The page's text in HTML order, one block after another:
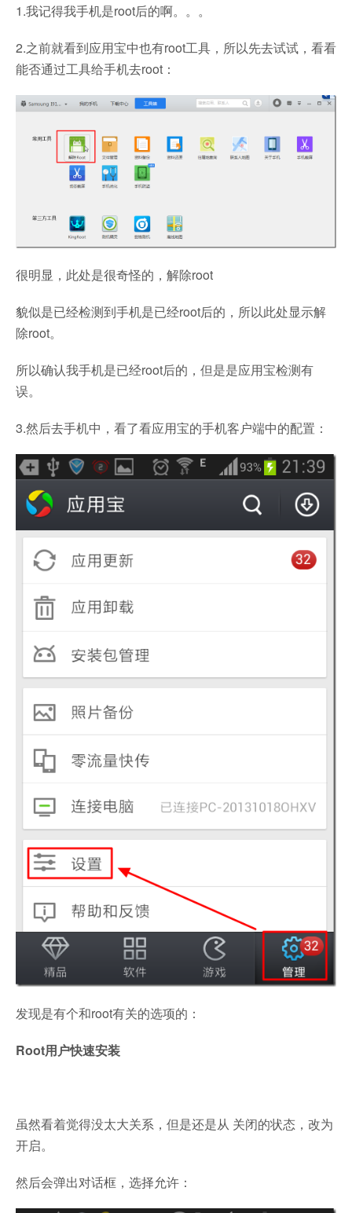
1.我记得我手机是root后的啊。。。
2.之前就看到应用宝中也有root工具，所以先去试试，看看
能否通过工具给手机去root：
很明显，此处是很奇怪的，解除root
貌似是已经检测到手机是已经root后的，所以此处显示解
除root。
所以确认我手机是已经root后的，但是是应用宝检测有
误。
3.然后去手机中，看了看应用宝的手机客户端中的配置：
发现是有个和root有关的选项的：
Root用户快速安装
虽然看着觉得没太大关系，但是还是从 关闭的状态，改为
开启。
然后会弹出对话框，选择允许：